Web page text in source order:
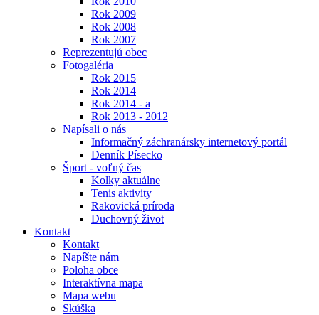
Rok 2009
Rok 2008
Rok 2007
Reprezentujú obec
Fotogaléria
Rok 2015
Rok 2014
Rok 2014 - a
Rok 2013 - 2012
Napísali o nás
Informačný záchranársky internetový portál
Denník Písecko
Šport - voľný čas
Kolky aktuálne
Tenis aktivity
Rakovická príroda
Duchovný život
Kontakt
Kontakt
Napíšte nám
Poloha obce
Interaktívna mapa
Mapa webu
Skúška